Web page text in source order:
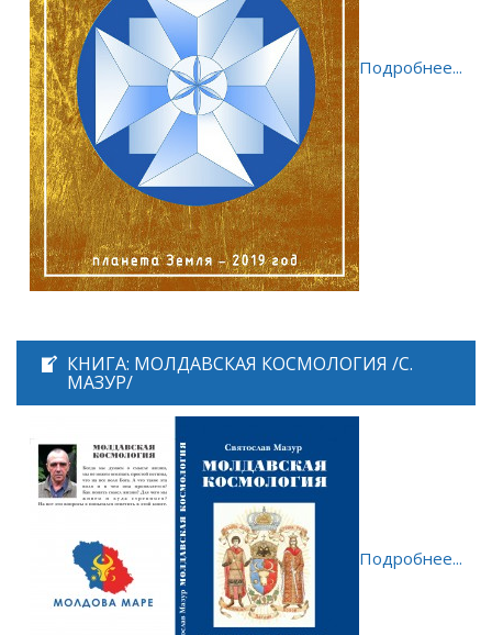
Подробнее...
КНИГА: МОЛДАВСКАЯ КОСМОЛОГИЯ /С.
МАЗУР/
Подробнее...